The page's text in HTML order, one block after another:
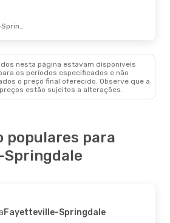
- Fayetteville-Springdale
nesta página estavam disponíveis
os períodos especificados e não
o preço final oferecido. Observe que a
estão sujeitos a alterações.
populares para
Fayetteville-Springdale